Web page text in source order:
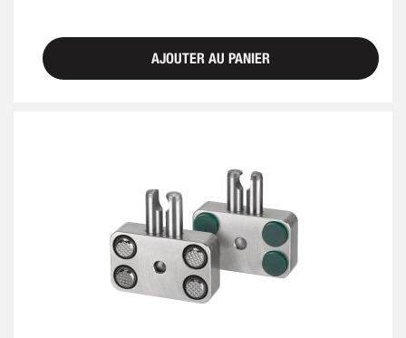
AJOUTER AU PANIER